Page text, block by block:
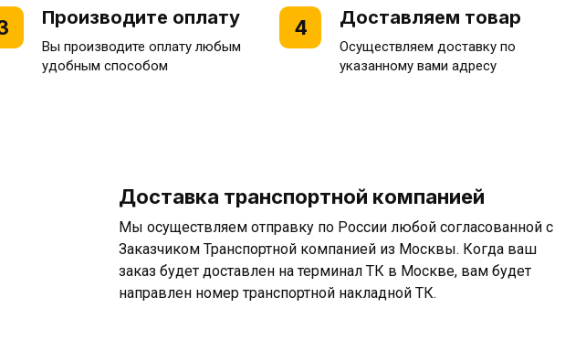
Производите оплату
Вы производите оплату любым
удобным способом
4 Доставляем товар
Осуществляем доставку по
указанному вами адресу
Доставка транспортной компанией
Мы осуществляем отправку по России любой согласованной с
Заказчиком Транспортной компанией из Москвы. Когда ваш
заказ будет доставлен на терминал ТК в Москве, вам будет
направлен номер транспортной накладной ТК.